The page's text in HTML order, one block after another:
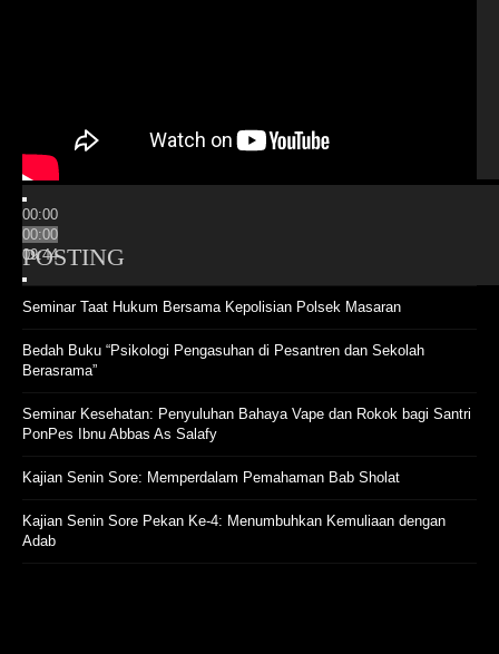
00:00
00:00
09:44
POSTING
Seminar Taat Hukum Bersama Kepolisian Polsek Masaran
Bedah Buku “Psikologi Pengasuhan di Pesantren dan Sekolah
Berasrama”
Seminar Kesehatan: Penyuluhan Bahaya Vape dan Rokok bagi Santri
PonPes Ibnu Abbas As Salafy
Kajian Senin Sore: Memperdalam Pemahaman Bab Sholat
Kajian Senin Sore Pekan Ke-4: Menumbuhkan Kemuliaan dengan
Adab